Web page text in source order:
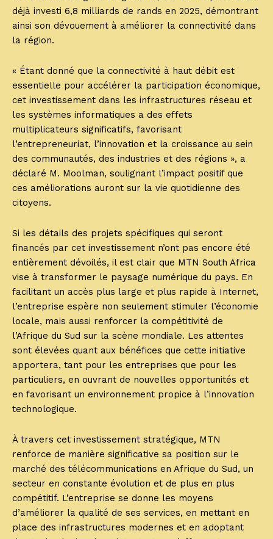
déjà investi 6,8 milliards de rands en 2025, démontrant
ainsi son dévouement à améliorer la connectivité dans
la région.
« Étant donné que la connectivité à haut débit est
essentielle pour accélérer la participation économique,
cet investissement dans les infrastructures réseau et
les systèmes informatiques a des effets
multiplicateurs significatifs, favorisant
l’entrepreneuriat, l’innovation et la croissance au sein
des communautés, des industries et des régions », a
déclaré M. Moolman, soulignant l’impact positif que
ces améliorations auront sur la vie quotidienne des
citoyens.
Si les détails des projets spécifiques qui seront
financés par cet investissement n’ont pas encore été
entièrement dévoilés, il est clair que MTN South Africa
vise à transformer le paysage numérique du pays. En
facilitant un accès plus large et plus rapide à Internet,
l’entreprise espère non seulement stimuler l’économie
locale, mais aussi renforcer la compétitivité de
l’Afrique du Sud sur la scène mondiale. Les attentes
sont élevées quant aux bénéfices que cette initiative
apportera, tant pour les entreprises que pour les
particuliers, en ouvrant de nouvelles opportunités et
en favorisant un environnement propice à l’innovation
technologique.
À travers cet investissement stratégique, MTN
renforce de manière significative sa position sur le
marché des télécommunications en Afrique du Sud, un
secteur en constante évolution et de plus en plus
compétitif. L’entreprise se donne les moyens
d’améliorer la qualité de ses services, en mettant en
place des infrastructures modernes et en adoptant